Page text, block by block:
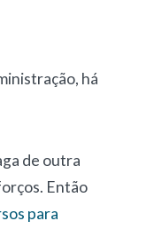
há
de outra
Então
para